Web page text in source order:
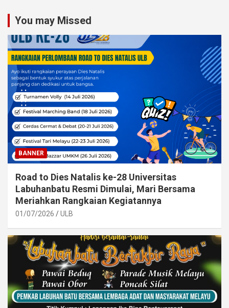
You may Missed
BANNER
Road to Dies Natalis ke-28 Universitas
Labuhanbatu Resmi Dimulai, Mari Bersama
Meriahkan Rangkaian Kegiatannya
01/07/2026 ULB